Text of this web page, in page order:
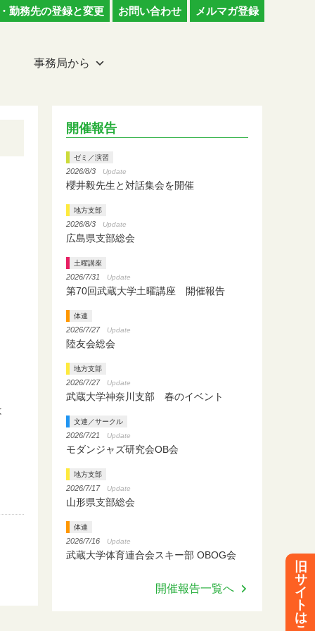
勤務先の登録と変更 お問い合わせ メルマガ登録
事務局から
開催報告
ゼミ／演習
2026/8/3 Update
櫻井毅先生と対話集会を開催
地方支部
2026/8/3 Update
広島県支部総会
土曜講座
2026/7/31 Update
第70回武蔵大学土曜講座 開催報告
体連
2026/7/27 Update
陸友会総会
地方支部
2026/7/27 Update
武蔵大学神奈川支部 春のイベント
文連／サークル
2026/7/21 Update
モダンジャズ研究会OB会
地方支部
2026/7/17 Update
山形県支部総会
体連
2026/7/16 Update
武蔵大学体育連合会スキー部 OBOG会
開催報告一覧へ
旧
サ
イ
ト
は